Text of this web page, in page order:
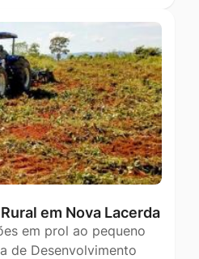
em Nova Lacerda
em prol ao pequeno
de Desenvolvimento